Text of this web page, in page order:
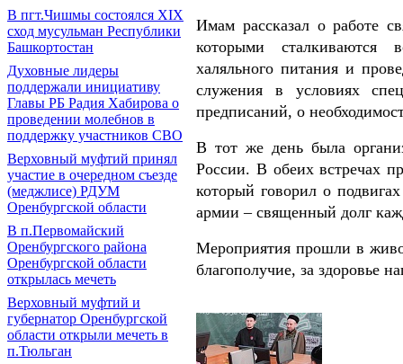
В пгт.Чишмы состоялся XIX
сход мусульман Республики
Башкортостан
Духовные лидеры
поддержали инициативу
Главы РБ Радия Хабирова о
проведении молебнов в
поддержку участников СВО
Верховный муфтий принял
участие в очередном съезде
(меджлисе) РДУМ
Оренбургской области
В п.Первомайский
Оренбургского района
Оренбургской области
открылась мечеть
Верховный муфтий и
губернатор Оренбургской
области открыли мечеть в
п.Тюльган
Имам рассказал о работе
которыми сталкиваются
халяльного питания и
служения в условиях
предписаний, о
В тот же день была
России. В обеих встречах
который говорил о
армии – священный долг
Мероприятия прошли в
благополучие, за здоровье